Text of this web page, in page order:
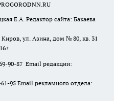
Е.А. Редактор сайта: Бакаева
Киров, ул. Азина, дом № 80, кв. 31
90-87 Email редакции:
95 Email рекламного отдела: